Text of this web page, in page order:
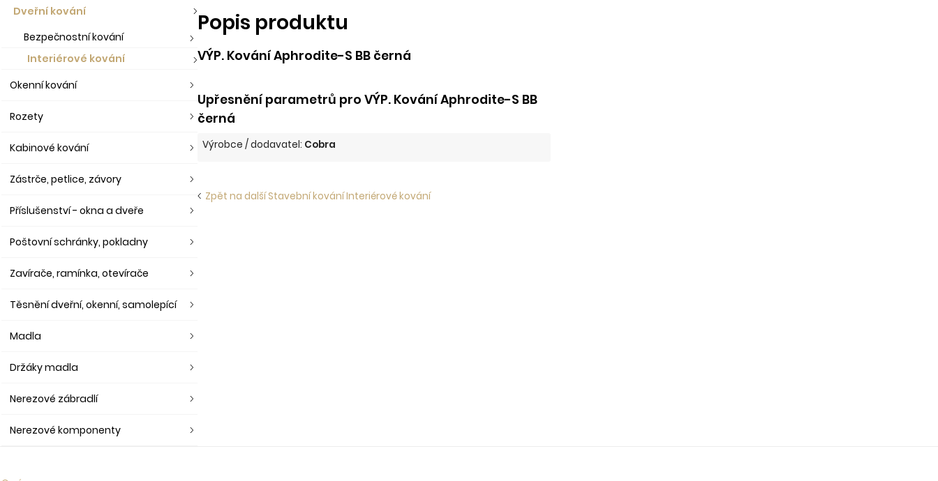
Popis produktu
VÝP. Kování Aphrodite-S BB černá
Upřesnění parametrů pro VÝP. Kování Aphrodite-S BB
černá
Výrobce / dodavatel: Cobra
Zpět na další Stavební kování Interiérové kování
Dveřní kování
Bezpečnostní kování
Interiérové kování
Okenní kování
Rozety
Kabinové kování
Zástrče, petlice, závory
Příslušenství - okna a dveře
Poštovní schránky, pokladny
Zavírače, ramínka, otevírače
Těsnění dveřní, okenní, samolepící
Madla
Držáky madla
Nerezové zábradlí
Nerezové komponenty